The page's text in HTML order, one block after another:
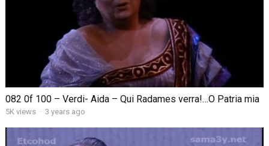
082 0f 100 – Verdi- Aida – Qui Radames verra!…O Patria mia
5K views · 3 years ago